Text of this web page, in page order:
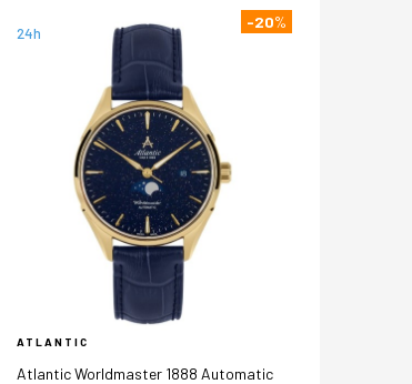
24h
-20%
ATLANTIC
Atlantic Worldmaster 1888 Automatic